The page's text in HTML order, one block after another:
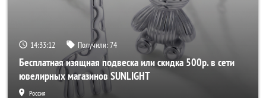
14:33:10 Получили:74
Бесплатная изящная подвеска или скидка 500р. в сети
ювелирных магазинов SUNLIGHT
Россия